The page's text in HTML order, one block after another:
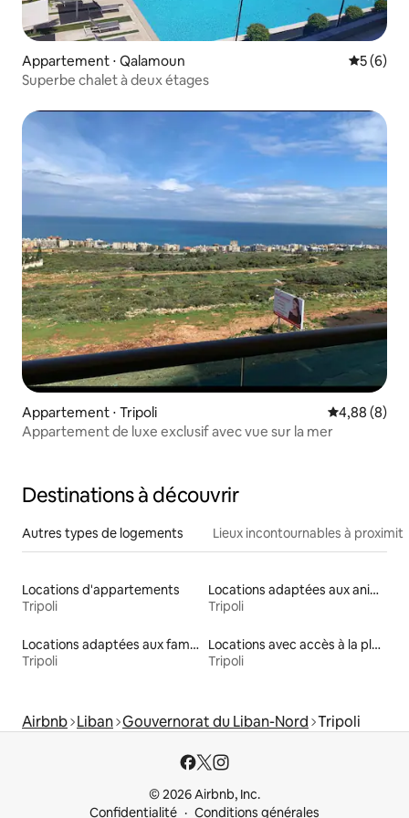
Appartement ⋅ Qalamoun
5 (6)
Superbe chalet à deux étages
Appartement ⋅ Tripoli Évaluation
4,88 (8)
Appartement de luxe exclusif avec vue sur la mer
Destinations à découvrir
Autres types de logements Lieux incontournables à
Locations d'appartements
Tripoli
Locations adaptées aux animaux
Tripoli
Locations adaptées aux familles
Tripoli
Locations avec accès à la plage
Tripoli
Airbnb Liban Gouvernorat du Liban-Nord Tripoli
© 2026 Airbnb, Inc.
Confidentialité
Conditions générales